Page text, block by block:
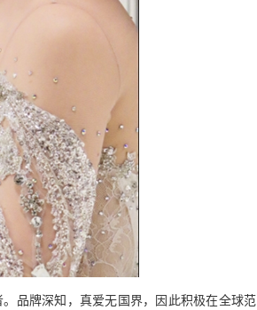
。品牌深知，真爱无国界，因此积极在全球范